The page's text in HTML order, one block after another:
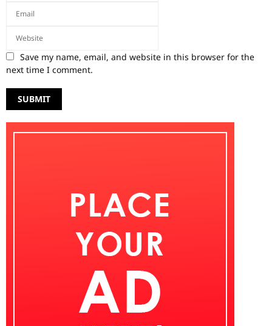
Save my name, email, and website in this browser for the
next time I comment.